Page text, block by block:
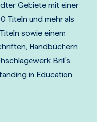
Gebiete mit einer
Titeln und mehr als
sowie einem
Handbüchern
Brill's
in Education.